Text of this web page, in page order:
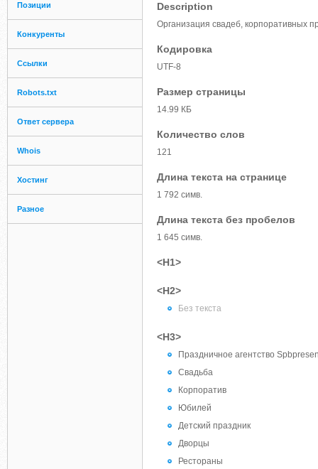
Позиции
Конкуренты
Ссылки
Robots.txt
Ответ сервера
Whois
Хостинг
Разное
Description
Организация свадеб, корпоративных
Кодировка
UTF-8
Размер страницы
14.99 КБ
Количество слов
121
Длина текста на странице
1 792 симв.
Длина текста без пробелов
1 645 симв.
<H1>
<H2>
Без текста
<H3>
Праздничное агентство
Свадьба
Корпоратив
Юбилей
Детский праздник
Дворцы
Рестораны